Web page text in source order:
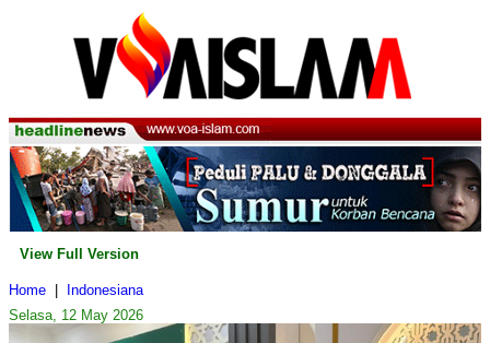
View Full Version
Home
Indonesiana
Selasa, 12 May 2026